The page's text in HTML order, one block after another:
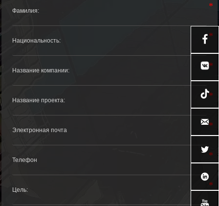





